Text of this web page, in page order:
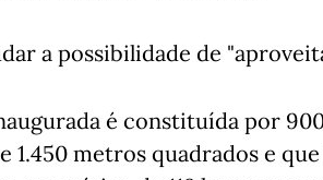
a possibilidade de
é constituída por
1.450 metros quadrados e